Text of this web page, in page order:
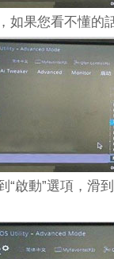
果您看不懂的話
動”選項，滑